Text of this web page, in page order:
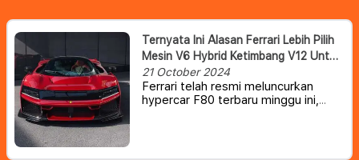
Ternyata Ini Alasan Ferrari Lebih Pilih
Mesin V6 Hybrid Ketimbang V12 Untuk
Hypercar F80
21 October 2024
Ferrari telah resmi meluncurkan
hypercar F80 terbaru minggu ini,